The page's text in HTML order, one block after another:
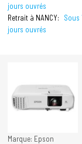
jours ouvrés
Retrait à NANCY:
Sous
jours ouvrés
Marque: Epson